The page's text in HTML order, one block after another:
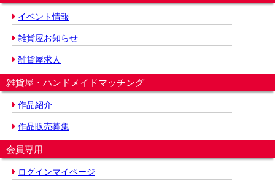
イベント情報
雑貨屋お知らせ
雑貨屋求人
雑貨屋・ハンドメイドマッチング
作品紹介
作品販売募集
会員専用
ログインマイページ